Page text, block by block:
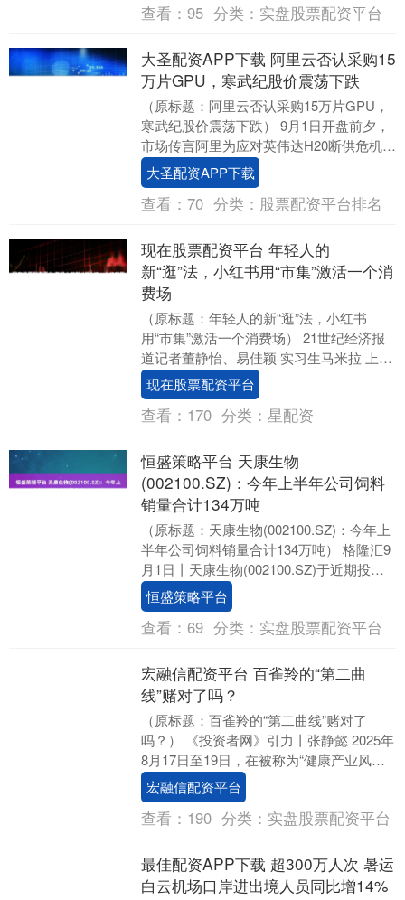
查看： 95 分类： 实盘股票配资平台
大圣配资APP下载 阿里云否认采购15
万片GPU，寒武纪股价震荡下跌
（原标题：阿里云否认采购15万片GPU，
寒武纪股价震荡下跌） 9月1日开盘前夕，
市场传言阿里为应对英伟达H20断供危机，
紧急追加寒武纪思元370芯片订单至15万....
大圣配资APP下载
查看： 70 分类： 股票配资平台排名
现在股票配资平台 年轻人的
新“逛”法，小红书用“市集”激活一个消
费场
（原标题：年轻人的新“逛”法，小红书
用“市集”激活一个消费场） 21世纪经济报
道记者董静怡、易佳颖 实习生马米拉 上海
初秋，一场为期四天的市集点燃了年轻人
的热情....
现在股票配资平台
查看： 170 分类： 星配资
恒盛策略平台 天康生物
(002100.SZ)：今年上半年公司饲料
销量合计134万吨
（原标题：天康生物(002100.SZ)：今年上
半年公司饲料销量合计134万吨） 格隆汇9
月1日丨天康生物(002100.SZ)于近期投资
者关系活动表示，今年上....
恒盛策略平台
查看： 69 分类： 实盘股票配资平台
宏融信配资平台 百雀羚的“第二曲
线”赌对了吗？
（原标题：百雀羚的“第二曲线”赌对了
吗？） 《投资者网》引力丨张静懿 2025年
8月17日至19日，在被称为“健康产业风向
标”的第十八届西普会上，国货美妆品牌
百....
宏融信配资平台
查看： 190 分类： 实盘股票配资平台
最佳配资APP下载 超300万人次 暑运
白云机场口岸进出境人员同比增14%